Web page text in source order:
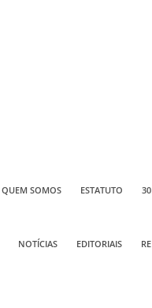
QUEM SOMOS ESTATUTO
NOTÍCIAS EDITORIAIS